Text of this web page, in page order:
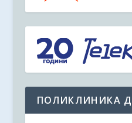
ПОЛИКЛИНИКА